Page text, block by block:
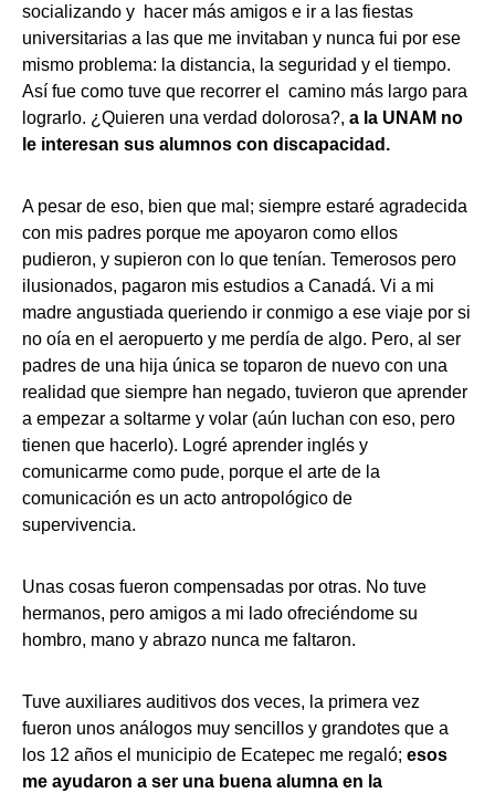
socializando y hacer más amigos e ir a las fiestas
universitarias a las que me invitaban y nunca fui por ese
mismo problema: la distancia, la seguridad y el tiempo.
Así fue como tuve que recorrer el camino más largo para
lograrlo. ¿Quieren una verdad dolorosa?, a la UNAM no
le interesan sus alumnos con discapacidad.
A pesar de eso, bien que mal; siempre estaré agradecida
con mis padres porque me apoyaron como ellos
pudieron, y supieron con lo que tenían. Temerosos pero
ilusionados, pagaron mis estudios a Canadá. Vi a mi
madre angustiada queriendo ir conmigo a ese viaje por si
no oía en el aeropuerto y me perdía de algo. Pero, al ser
padres de una hija única se toparon de nuevo con una
realidad que siempre han negado, tuvieron que aprender
a empezar a soltarme y volar (aún luchan con eso, pero
tienen que hacerlo). Logré aprender inglés y
comunicarme como pude, porque el arte de la
comunicación es un acto antropológico de
supervivencia.
Unas cosas fueron compensadas por otras. No tuve
hermanos, pero amigos a mi lado ofreciéndome su
hombro, mano y abrazo nunca me faltaron.
Tuve auxiliares auditivos dos veces, la primera vez
fueron unos análogos muy sencillos y grandotes que a
los 12 años el municipio de Ecatepec me regaló; esos
me ayudaron a ser una buena alumna en la